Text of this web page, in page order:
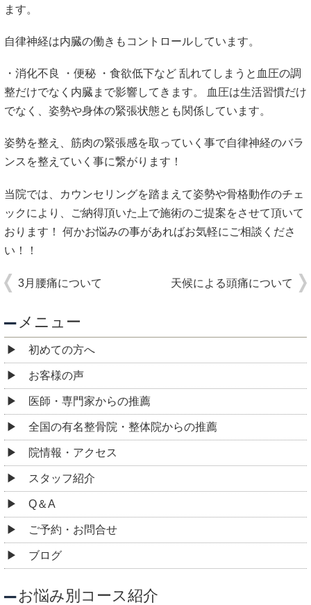
ます。
自律神経は内臓の働きもコントロールしています。
・消化不良 ・便秘 ・食欲低下など 乱れてしまうと血圧の調
整だけでなく内臓まで影響してきます。 血圧は生活習慣だけ
でなく、姿勢や身体の緊張状態とも関係しています。
姿勢を整え、筋肉の緊張感を取っていく事で自律神経のバラ
ンスを整えていく事に繋がります！
当院では、カウンセリングを踏まえて姿勢や骨格動作のチェ
ックにより、ご納得頂いた上で施術のご提案をさせて頂いて
おります！ 何かお悩みの事があればお気軽にご相談くださ
い！！
3月腰痛について 天候による頭痛について
メニュー
初めての方へ
お客様の声
医師・専門家からの推薦
全国の有名整骨院・整体院からの推薦
院情報・アクセス
スタッフ紹介
Q＆A
ご予約・お問合せ
ブログ
お悩み別コース紹介